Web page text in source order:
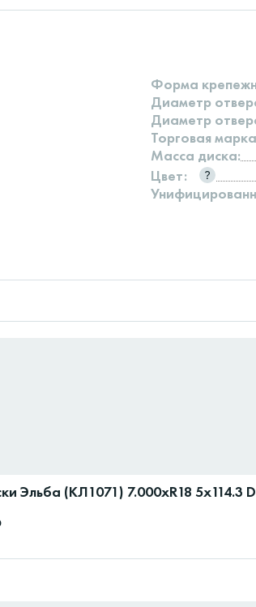
Форма
Диаметр
Диаметр
Торговая
Масса диска:
Цвет:
Эльба (КЛ1071) 7.000xR18 5x114.3